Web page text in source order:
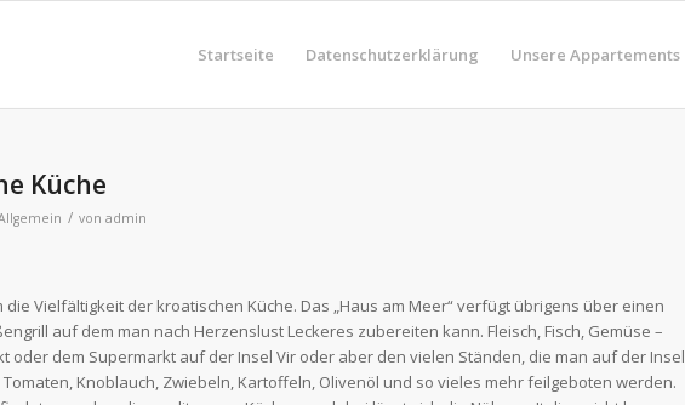
Startseite Datenschutzerklärung Unsere Appartements
Küche
/ von admin
die Vielfältigkeit der kroatischen Küche. Das „Haus am Meer“ verfügt übrigens über einen
auf dem man nach Herzenslust Leckeres zubereiten kann. Fleisch, Fisch, Gemüse –
oder dem Supermarkt auf der Insel Vir oder aber den vielen Ständen, die man auf der Insel
Knoblauch, Zwiebeln, Kartoffeln, Olivenöl und so vieles mehr feilgeboten werden.